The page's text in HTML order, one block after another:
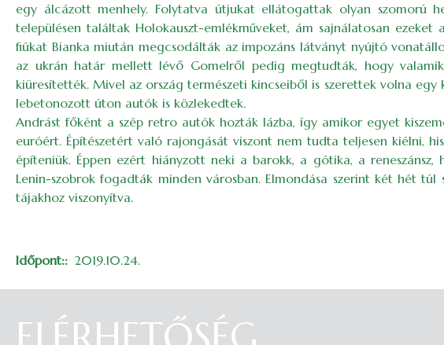
egy álcázott menhely. Folytatva útjukat ellátogattak olyan szomorú
településen találtak Holokauszt-emlékműveket, ám sajnálatosan
fiúkat Bianka miután megcsodálták az impozáns látványt nyújtó
az ukrán határ mellett lévő Gomelről pedig megtudták, hogy
kiüresítették. Mivel az ország természeti kincseiből is szerettek volna
lebetonozott úton autók is közlekedtek.
Andrást főként a szép retro autók hozták lázba, így amikor egyet
euróért. Építészetért való rajongását viszont nem tudta teljesen kiélni,
építeniük. Éppen ezért hiányzott neki a barokk, a gótika, a
Lenin-szobrok fogadták minden városban. Elmondása szerint két hét
tájakhoz viszonyítva.
Időpont:
2019.10.24.